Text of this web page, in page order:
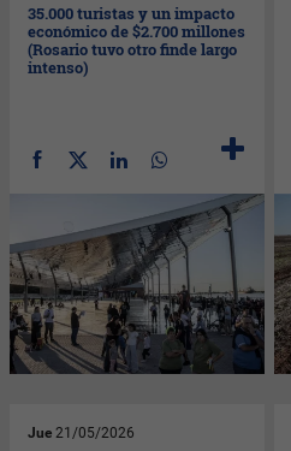
35.000 turistas y un impacto
económico de $2.700 millones
(Rosario tuvo otro finde largo
intenso)
Jue 21/05/2026